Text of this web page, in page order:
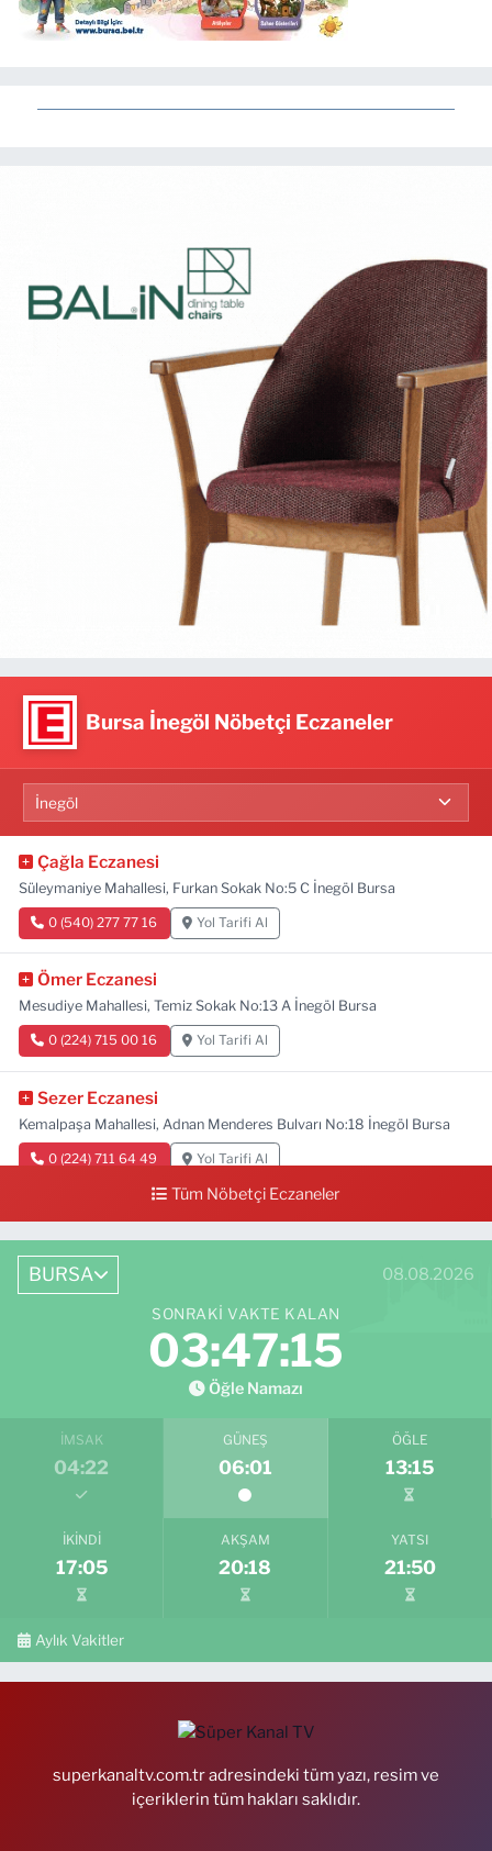
Bursa İnegöl Nöbetçi Eczaneler
Çağla Eczanesi
Süleymaniye Mahallesi, Furkan Sokak No:5 C İnegöl Bursa
0 (540) 277 77 16 Yol Tarifi Al
Ömer Eczanesi
Mesudiye Mahallesi, Temiz Sokak No:13 A İnegöl Bursa
0 (224) 715 00 16 Yol Tarifi Al
Sezer Eczanesi
Kemalpaşa Mahallesi, Adnan Menderes Bulvarı No:18 İnegöl Bursa
0 (224) 711 64 49 Yol Tarifi Al
Tüm Nöbetçi Eczaneler
BURSA 08.08.2026
SONRAKI VAKTE KALAN
03:47:14
Öğle Namazı
İMSAK
04:22
GÜNEŞ
06:01
ÖĞLE
13:15
İKINDI
17:05
AKŞAM
20:18
YATSI
21:50
Aylık Vakitler
superkanaltv.com.tr adresindeki tüm yazı, resim ve
içeriklerin tüm hakları saklıdır.